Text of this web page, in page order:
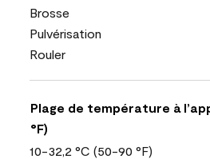
Brosse
Pulvérisation
Rouler
Plage de température à
°F)
10-32,2 °C (50-90 °F)